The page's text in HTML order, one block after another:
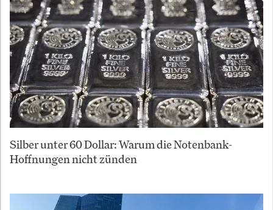
Silber unter 60 Dollar: Warum die Notenbank-
Hoffnungen nicht zünden